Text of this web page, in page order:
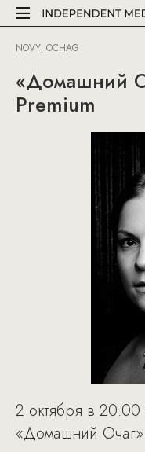
NOVYJ OCHAG
«Домашний
Premium
2 октября в
«Домашний Очаг»